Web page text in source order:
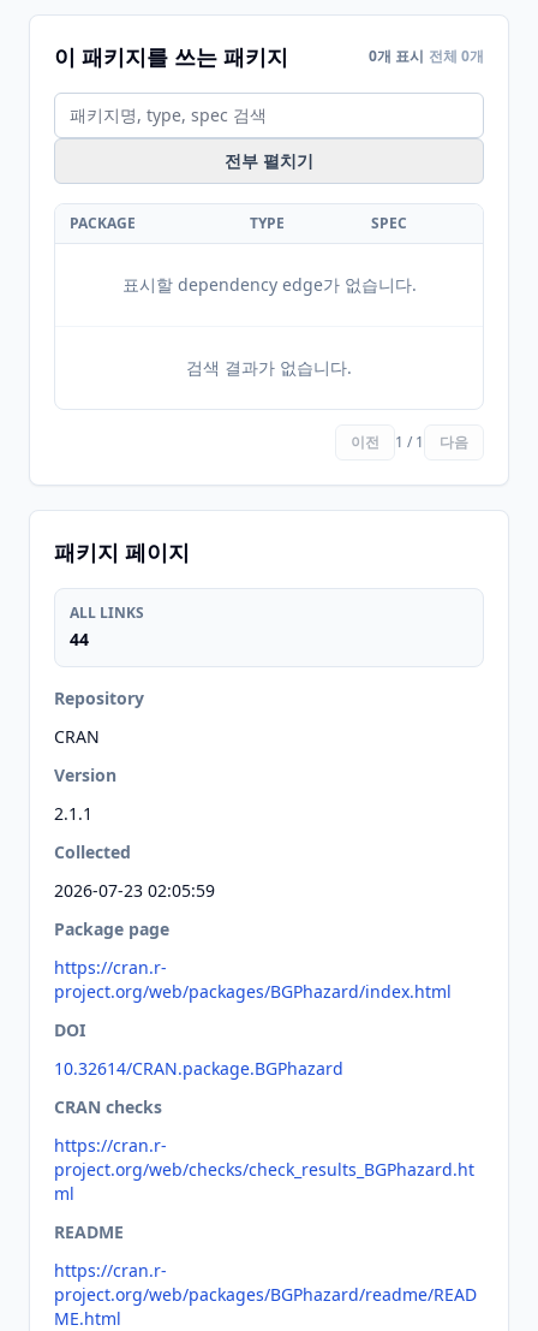
이 패키지를 쓰는 패키지 0개 표시 전체 0개
전부 펼치기
PACKAGE TYPE SPEC
표시할 dependency edge가 없습니다.
검색 결과가 없습니다.
이전 1 / 1 다음
패키지 페이지
ALL LINKS
44
Repository
CRAN
Version
2.1.1
Collected
2026-07-23 02:05:59
Package page
https://cran.r-
project.org/web/packages/BGPhazard/index.html
DOI
10.32614/CRAN.package.BGPhazard
CRAN checks
https://cran.r-
project.org/web/checks/check_results_BGPhazard.ht
ml
README
https://cran.r-
project.org/web/packages/BGPhazard/readme/READ
ME.html